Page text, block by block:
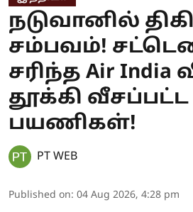
நடுவானில்
சம்பவம்! சட்டென
சரிந்த Air India
தூக்கி வீசப்பட்ட
பயணிகள்!
PT WEB
Published on: 04 Aug 2026, 4:28 pm